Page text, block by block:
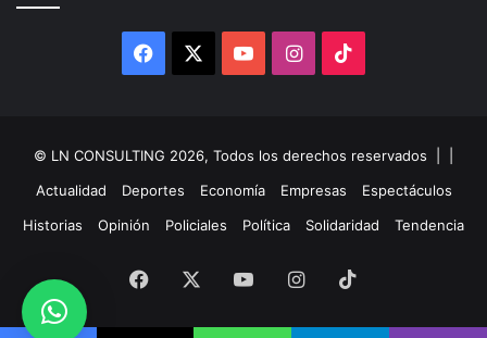
Facebook YouTubeInstagram
© LN CONSULTING 2026, Todos los derechos reservados |
Actualidad
Deportes Economía Empresas
Espectáculos
Historias
Opinión Policiales Política Solidaridad Tendencia
Facebook YouTubeInstagram